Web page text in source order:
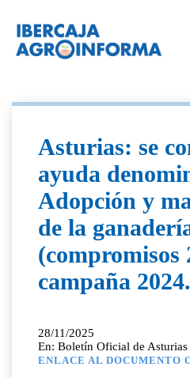
Asturias: se
ayuda
Adopción y
de la
(compromisos
campaña 2024.
28/11/2025
En: Boletín Oficial de Asturias
ENLACE AL DOCUMENTO